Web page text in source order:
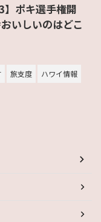
】ポキ選手権開
いしいのはどこ
旅支度 ハワイ情報